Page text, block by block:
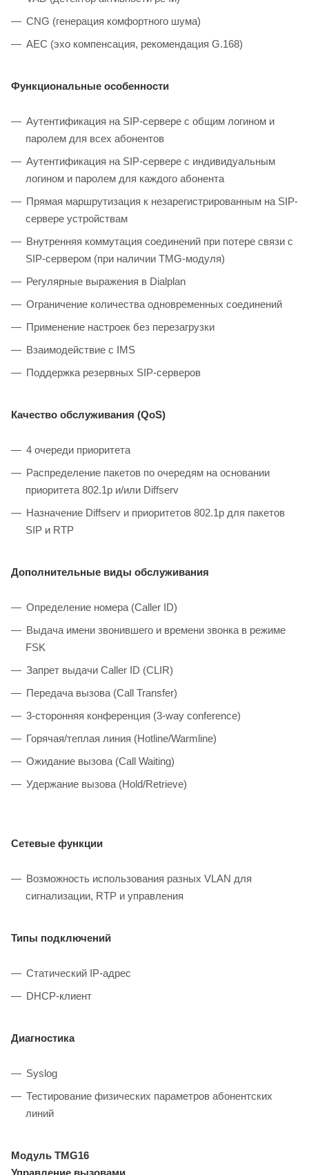
CNG (генерация комфортного шума)
AEC (эхо компенсация, рекомендация G.168)
Функциональные особенности
Аутентификация на SIP-сервере с общим логином и
паролем для всех абонентов
Аутентификация на SIP-сервере с индивидуальным
логином и паролем для каждого абонента
Прямая маршрутизация к незарегистрированным на SIP-
сервере устройствам
Внутренняя коммутация соединений при потере связи с
SIP-сервером (при наличии TMG-модуля)
Регулярные выражения в Dialplan
Ограничение количества одновременных соединений
Применение настроек без перезагрузки
Взаимодействие с IMS
Поддержка резервных SIP-серверов
Качество обслуживания (QoS)
4 очереди приоритета
Распределение пакетов по очередям на основании
приоритета 802.1p и/или Diffserv
Назначение Diffserv и приоритетов 802.1р для пакетов
SIP и RTP
Дополнительные виды обслуживания
Определение номера (Caller ID)
Выдача имени звонившего и времени звонка в режиме
FSK
Запрет выдачи Caller ID (CLIR)
Передача вызова (Call Transfer)
3-сторонняя конференция (3-way conference)
Горячая/теплая линия (Hotline/Warmline)
Ожидание вызова (Call Waiting)
Удержание вызова (Hold/Retrieve)
Сетевые функции
Возможность использования разных VLAN для
сигнализации, RTP и управления
Типы подключений
Статический IP-адрес
DHCP-клиент
Диагностика
Syslog
Тестирование физических параметров абонентских
линий
Модуль TMG16